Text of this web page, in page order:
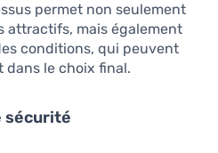
permet non seulement
attractifs, mais également
conditions, qui peuvent
dans le choix final.
sécurité